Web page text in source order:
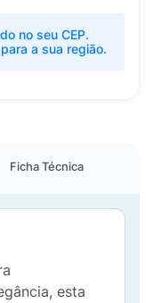
no seu CEP.
a sua região.
Ficha Técnica
esta